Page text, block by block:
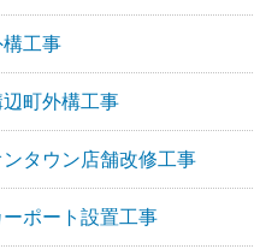
工事
町外構工事
タウン店舗改修工事
ポート設置工事